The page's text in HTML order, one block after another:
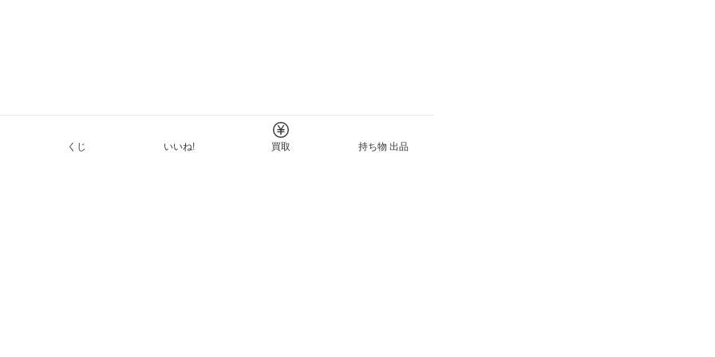
くじ いいね! 買取 持ち物 出品